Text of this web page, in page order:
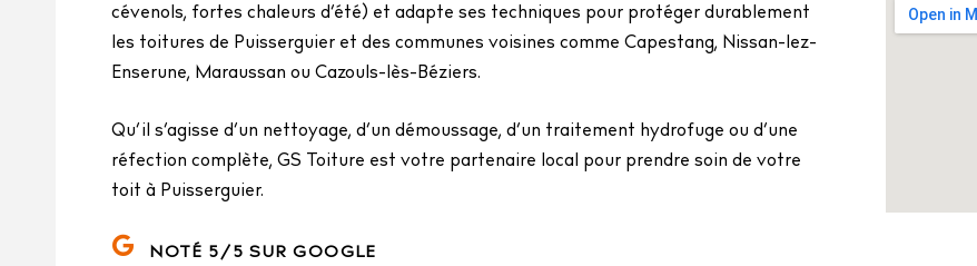
cévenols, fortes chaleurs d’été) et adapte ses techniques pour protéger durablement
les toitures de Puisserguier et des communes voisines comme Capestang, Nissan-lez-
Enserune, Maraussan ou Cazouls-lès-Béziers.
Qu’il s’agisse d’un nettoyage, d’un démoussage, d’un traitement hydrofuge ou d’une
réfection complète, GS Toiture est votre partenaire local pour prendre soin de votre
toit à Puisserguier.
NOTÉ 5/5 SUR GOOGLE